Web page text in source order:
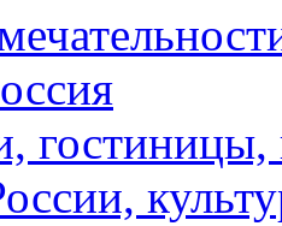
гостиницы,